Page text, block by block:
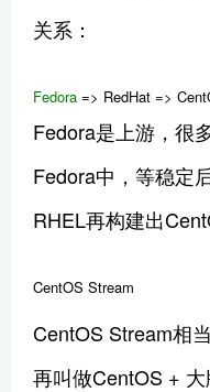
关系：
Fedora => RedHat =>
Fedora是上游，很
Fedora中，等稳定
RHEL再构建出
CentOS Stream
CentOS Stream相
再叫做CentOS +